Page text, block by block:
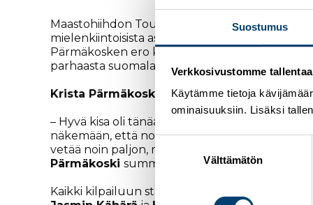
Suostumus
Verkkosivustomme
Käytämme tietoja
ominaisuuksiin. Lisäksi
valinta
Välttämätön
Maastohiihdon Tour de Ski jatkui Saksan
mielenkiintoisista asetelmista, kun
Pärmäkosken ero kilpailun voittaneeseen
parhaasta suomalaissuorituksesta vastasi
Krista Pärmäkoski oli tyytyväinen päivän
– Hyvä kisa oli tänään. Taktiikka oli, että
näkemään, että norjalaisilla on vähän
vetää noin paljon, mutta kuulin että eroa
Pärmäkoski summaa päivän suoritustaan.
Kaikki kilpailuun startanneet suomalaiset